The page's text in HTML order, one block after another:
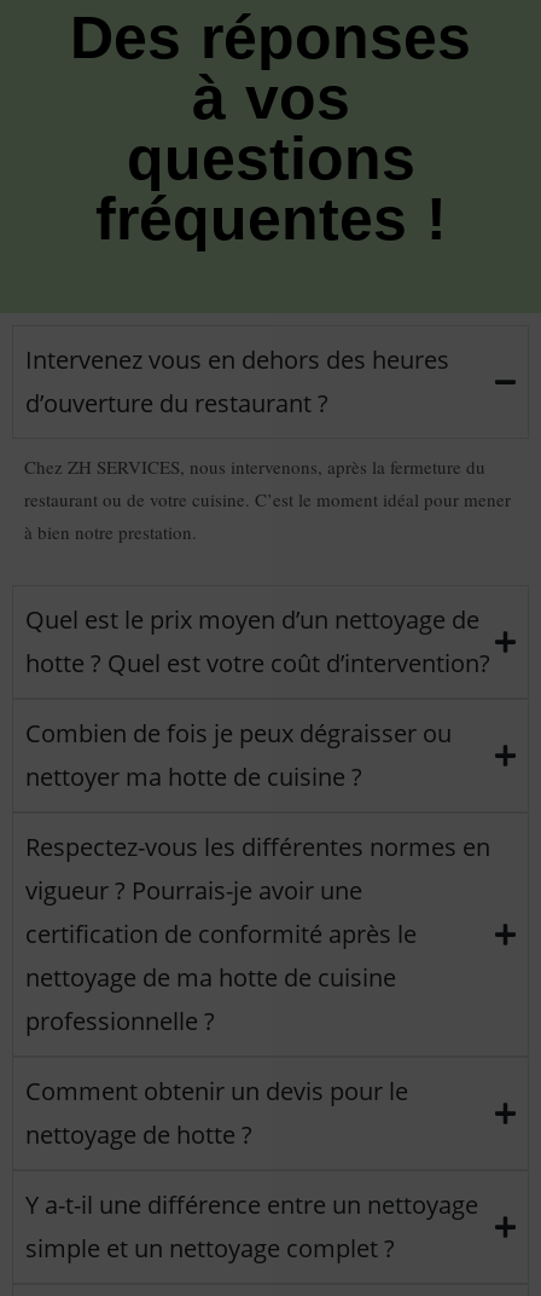
Des réponses
à vos
questions
fréquentes !
Intervenez vous en dehors des heures
d’ouverture du restaurant ?
Chez ZH SERVICES, nous intervenons, après la fermeture du
restaurant ou de votre cuisine. C’est le moment idéal pour mener
à bien notre prestation.
Quel est le prix moyen d’un nettoyage de
hotte ? Quel est votre coût d’intervention?
Combien de fois je peux dégraisser ou
nettoyer ma hotte de cuisine ?
Respectez-vous les différentes normes en
vigueur ? Pourrais-je avoir une
certification de conformité après le
nettoyage de ma hotte de cuisine
professionnelle ?
Comment obtenir un devis pour le
nettoyage de hotte ?
Y a-t-il une différence entre un nettoyage
simple et un nettoyage complet ?
Bonjour, je suis Chloé, assistante de ZH SERVICES,